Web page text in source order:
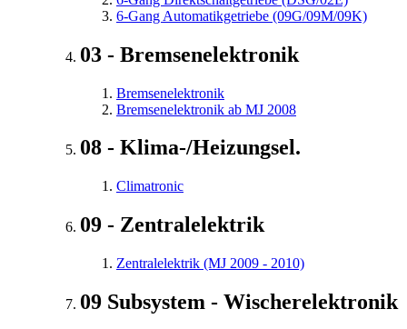
6-Gang Automatikgetriebe (09G/09M/09K)
03 - Bremsenelektronik
Bremsenelektronik
Bremsenelektronik ab MJ 2008
08 - Klima-/Heizungsel.
Climatronic
09 - Zentralelektrik
Zentralelektrik (MJ 2009 - 2010)
09 Subsystem - Wischerelektronik